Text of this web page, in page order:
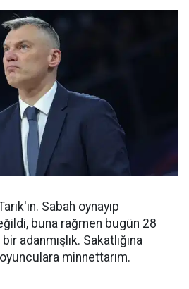
Sabah oynayıp
buna rağmen bugün 28
adanmışlık. Sakatlığına
minnettarım.